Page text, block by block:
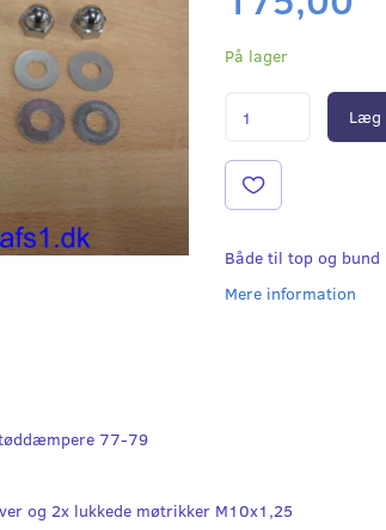
På lager
Læg
Både til top og bund
Mere information
77-79
og 2x lukkede møtrikker M10x1,25